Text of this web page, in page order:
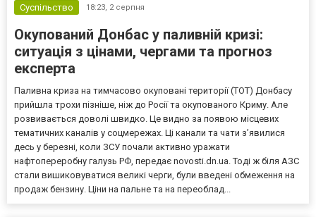
Суспільство 18:23, 2 серпня
Окупований Донбас у паливній кризі:
ситуація з цінами, чергами та прогноз
експерта
Паливна криза на тимчасово окуповані території (ТОТ) Донбасу
прийшла трохи пізніше, ніж до Росії та окупованого Криму. Але
розвивається доволі швидко. Це видно за появою місцевих
тематичних каналів у соцмережах. Ці канали та чати з’явилися
десь у березні, коли ЗСУ почали активно уражати
нафтопереробну галузь РФ, передає novosti.dn.ua. Тоді ж біля АЗС
стали вишиковуватися великі черги, були введені обмеження на
продаж бензину. Ціни на пальне та на переоблад...